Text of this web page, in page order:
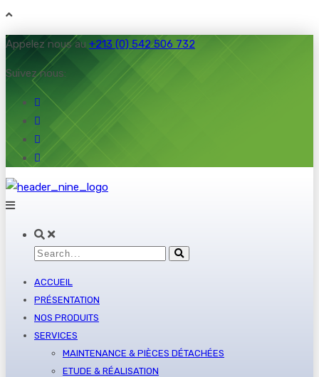
Appelez nous au +213 (0) 542 506 732
Suivez nous:
ACCUEIL
PRÉSENTATION
NOS PRODUITS
SERVICES
MAINTENANCE & PIÈCES DÉTACHÉES
ETUDE & RÉALISATION